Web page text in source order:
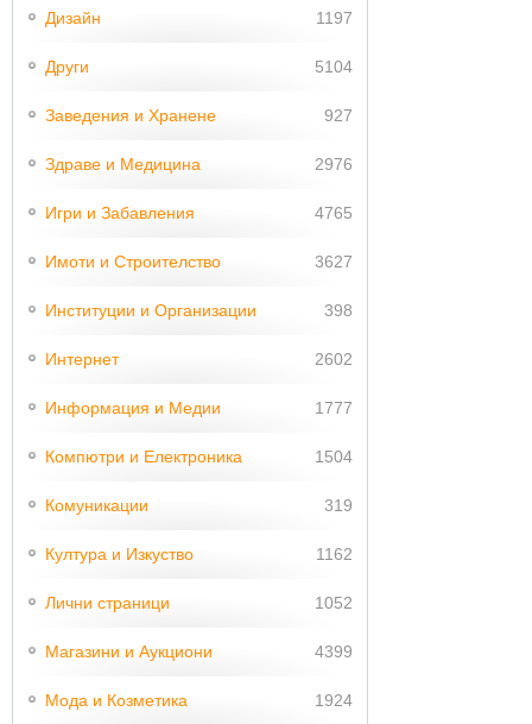
Дизайн 1197
Други 5104
Заведения и Хранене 927
Здраве и Медицина 2976
Игри и Забавления 4765
Имоти и Строителство 3627
Институции и Организации 398
Интернет 2602
Информация и Медии 1777
Компютри и Електроника 1504
Комуникации 319
Култура и Изкуство 1162
Лични страници 1052
Магазини и Аукциони 4399
Мода и Козметика 1924